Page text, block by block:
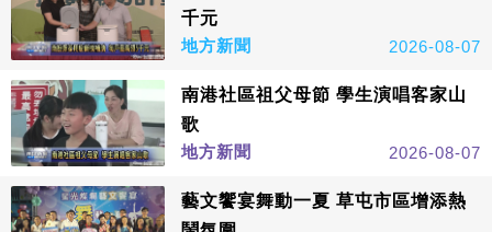
千元
地方新聞
2026-08-07
南港社區祖父母節 學生演唱客家山
歌
地方新聞
2026-08-07
藝文饗宴舞動一夏 草屯市區增添熱